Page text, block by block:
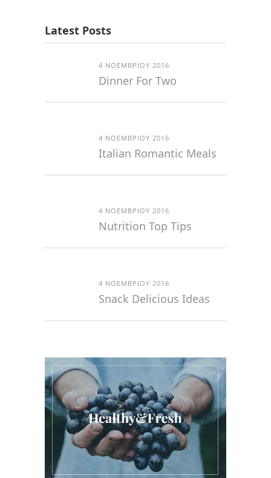
Latest Posts
4 ΝΟΕΜΒΡΊΟΥ 2016
Dinner For Two
4 ΝΟΕΜΒΡΊΟΥ 2016
Italian Romantic Meals
4 ΝΟΕΜΒΡΊΟΥ 2016
Nutrition Top Tips
4 ΝΟΕΜΒΡΊΟΥ 2016
Snack Delicious Ideas